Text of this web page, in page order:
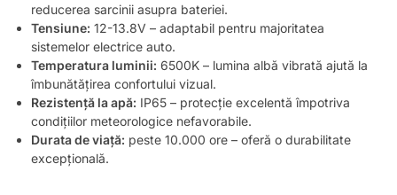
reducerea sarcinii asupra bateriei.
Tensiune: 12-13.8V – adaptabil pentru majoritatea
sistemelor electrice auto.
Temperatura luminii: 6500K – lumina albă vibrată ajută la
îmbunătățirea confortului vizual.
Rezistență la apă: IP65 – protecție excelentă împotriva
condițiilor meteorologice nefavorabile.
Durata de viață: peste 10.000 ore – oferă o durabilitate
excepțională.